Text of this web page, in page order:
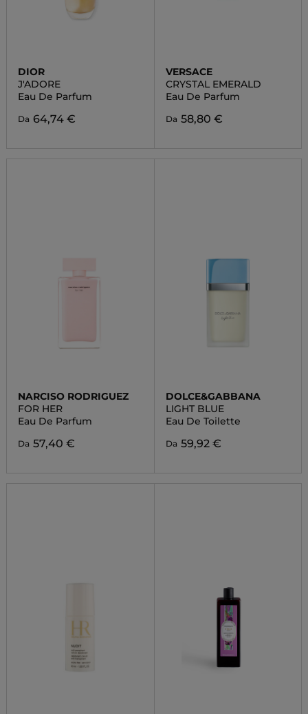
DIOR
J'ADORE
Eau De Parfum
Da 64,74 €
VERSACE
CRYSTAL EMERALD
Eau De Parfum
Da 58,80 €
NARCISO RODRIGUEZ
FOR HER
Eau De Parfum
Da 57,40 €
DOLCE&GABBANA
LIGHT BLUE
Eau De Toilette
Da 59,92 €